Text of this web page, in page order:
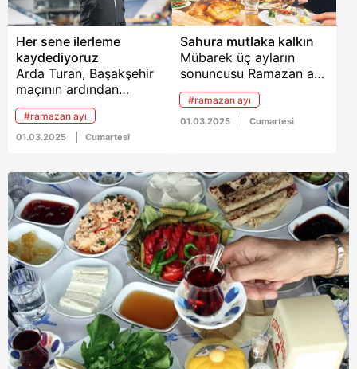
Her sene ilerleme
kaydediyoruz
Arda Turan, Başakşehir
maçının ardından
takımının mücadelesini
övdü.
#ramazan ayı
01.03.2025 Cumartesi
Sahura mutlaka kalkın
Mübarek üç ayların
sonuncusu Ramazan ayı,
geldi çattı. Uzmanlar,
oruç tutarken yapılan
hataları açıkladı.
önerilerini sıraladı.
#ramazan ayı
01.03.2025 Cumartesi